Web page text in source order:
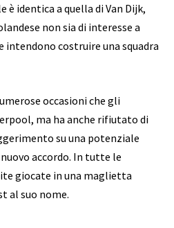
identica a quella di Van Dijk,
non sia di interesse a
intendono costruire una squadra
occasioni che gli
ma ha anche rifiutato di
su una potenziale
accordo. In tutte le
giocate in una maglietta
al suo nome.